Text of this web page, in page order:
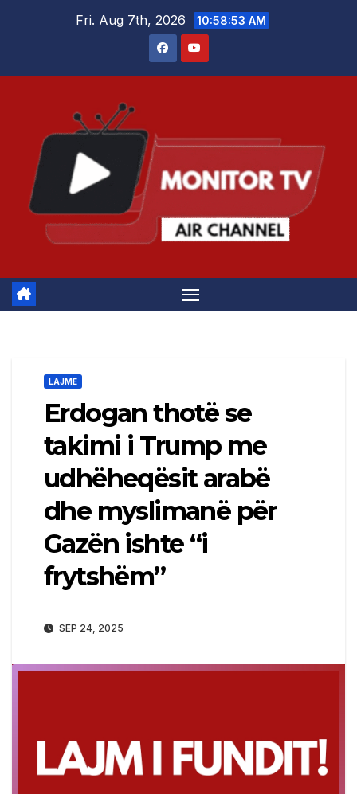
Fri. Aug 7th, 2026 10:58:54 AM
LAJME
Erdogan thotë se
takimi i Trump me
udhëheqësit arabë
dhe myslimanë për
Gazën ishte “i
frytshëm”
SEP 24, 2025